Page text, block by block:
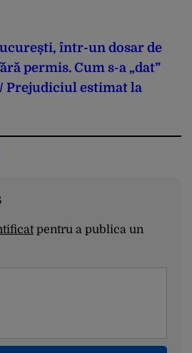
într-un dosar de
permis. Cum s-a „dat”
Prejudiciul estimat la
pentru a publica un